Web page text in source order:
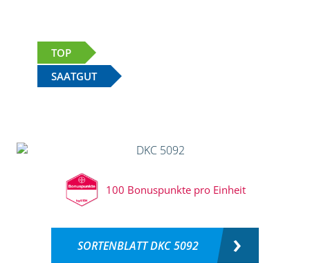
TOP
SAATGUT
100 Bonuspunkte pro Einheit
SORTENBLATT DKC 5092